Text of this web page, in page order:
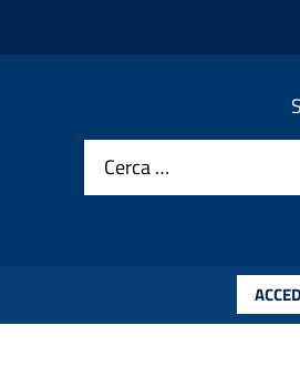
Cerca …